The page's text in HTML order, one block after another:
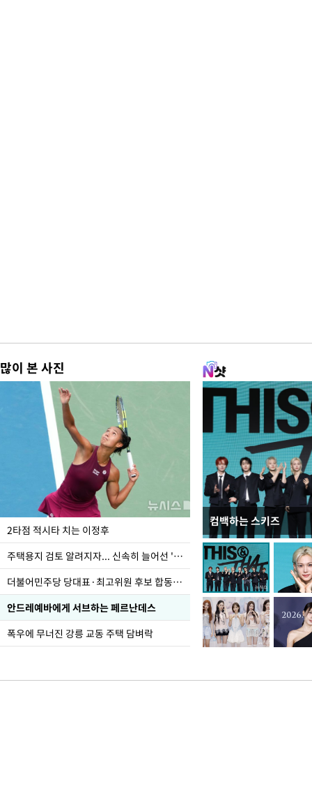
많이 본 사진
2타점 적시타 치는 이정후
주택용지 검토 알려지자... 신속히 늘어선 '근조화환'
더불어민주당 당대표·최고위원 후보 합동연설회
안드레예바에게 서브하는 페르난데스
폭우에 무너진 강릉 교동 주택 담벼락
컴백하는 스키즈
이번주 국회에는 무